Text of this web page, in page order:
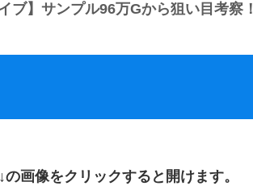
ブ】サンプル96万Gから狙い目考察！
↓の画像をクリックすると開けます。